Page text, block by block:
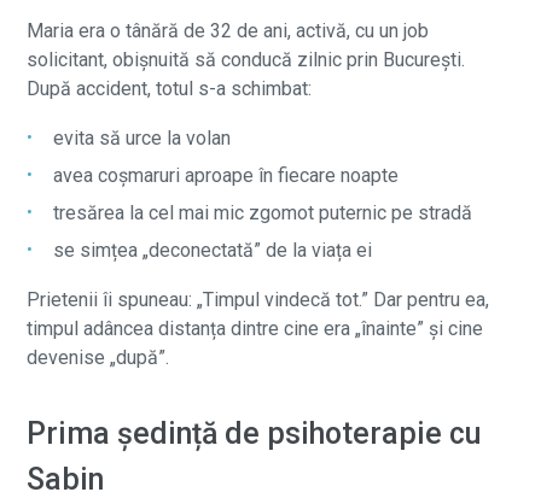
Maria era o tânără de 32 de ani, activă, cu un job
solicitant, obișnuită să conducă zilnic prin București.
După accident, totul s-a schimbat:
evita să urce la volan
avea coșmaruri aproape în fiecare noapte
tresărea la cel mai mic zgomot puternic pe stradă
se simțea „deconectată” de la viața ei
Prietenii îi spuneau: „Timpul vindecă tot.” Dar pentru ea,
timpul adâncea distanța dintre cine era „înainte” și cine
devenise „după”.
Prima ședință de psihoterapie cu
Sabin